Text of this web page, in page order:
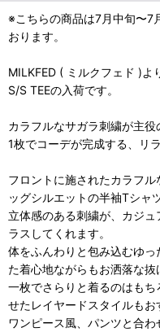
※こちらの商品は7月中旬〜7
おります。
MILKFED ( ミルクフェド )よ
S/S TEEの入荷です。
カラフルなサガラ刺繍が主
1枚でコーデが完成する、リ
フロントに施されたカラフ
ッグシルエットの半袖Tシャツ
立体感のある刺繍が、カジ
ラスしてくれます。
体をふんわりと包み込むゆ
た着心地ながらもお洒落な抜
一枚でさらりと着るのはも
せたレイヤードスタイルもお
ワンピース風、パンツと合